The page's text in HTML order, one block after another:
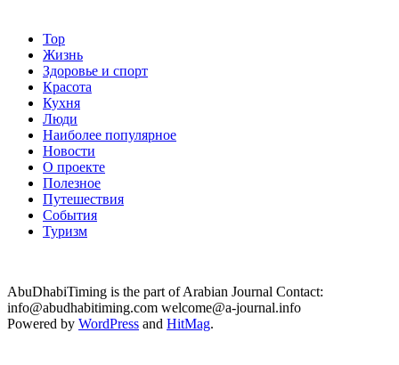
Top
Жизнь
Здоровье и спорт
Красота
Кухня
Люди
Наиболее популярное
Новости
О проекте
Полезное
Путешествия
События
Туризм
AbuDhabiTiming is the part of Arabian Journal Contact:
info@abudhabitiming.com welcome@a-journal.info
Powered by WordPress and HitMag.